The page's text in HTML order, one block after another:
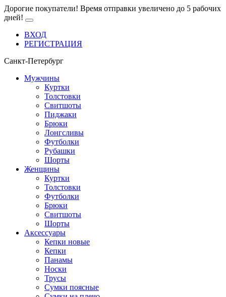
Дорогие покупатели! Время отправки увеличено до 5 рабочих
дней!
ВХОД
РЕГИСТРАЦИЯ
Санкт-Петербург
Мужчины
Куртки
Толстовки
Свитшоты
Пиджаки
Брюки
Лонгсливы
Футболки
Рубашки
Шорты
Женщины
Куртки
Толстовки
Футболки
Брюки
Свитшоты
Шорты
Аксессуары
Кепки новые
Кепки
Панамы
Носки
Трусы
Сумки поясные